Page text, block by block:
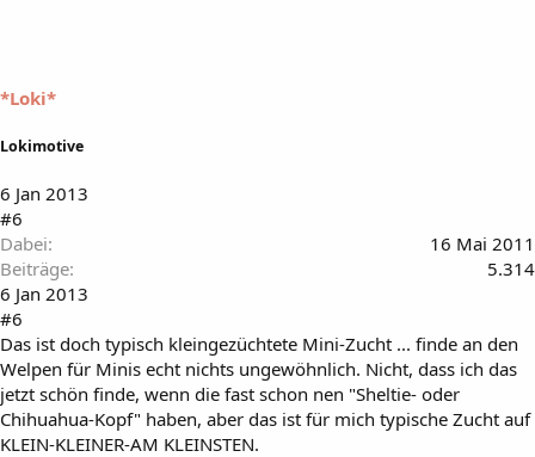
*Loki*
Lokimotive
6 Jan 2013
#6
Dabei
16 Mai 2011
Beiträge
5.314
6 Jan 2013
#6
Das ist doch typisch kleingezüchtete Mini-Zucht ... finde an den
Welpen für Minis echt nichts ungewöhnlich. Nicht, dass ich das
jetzt schön finde, wenn die fast schon nen "Sheltie- oder
Chihuahua-Kopf" haben, aber das ist für mich typische Zucht auf
KLEIN-KLEINER-AM KLEINSTEN.